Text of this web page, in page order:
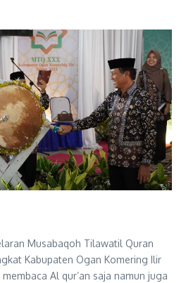
Musabaqoh Tilawatil Quran
Kabupaten Ogan Komering Ilir
Al qur’an saja namun juga